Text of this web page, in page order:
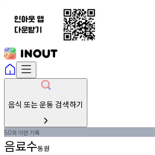
음식 또는 운동 검색하기
50회 미만기록
음료수동원